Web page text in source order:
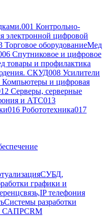
001 Контрольно-
электронной цифровой
Торговое оборудованиеМед
Спутниковое и цифровое
товары и профилактика
СКУД008 Усилители
Компьютеры и цифровая
Серверы, серверные
и АТС013
016 Робототехника017
СУБД,
графики и
телефония
Системы разработки
САПРCRM